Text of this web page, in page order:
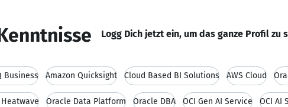
Logg Dich jetzt ein, um das ganze Profil zu
Business Amazon Quicksight Cloud Based BI Solutions AWS Cloud
Heatwave Oracle Data Platform Oracle DBA OCI Gen AI Service OCI AI